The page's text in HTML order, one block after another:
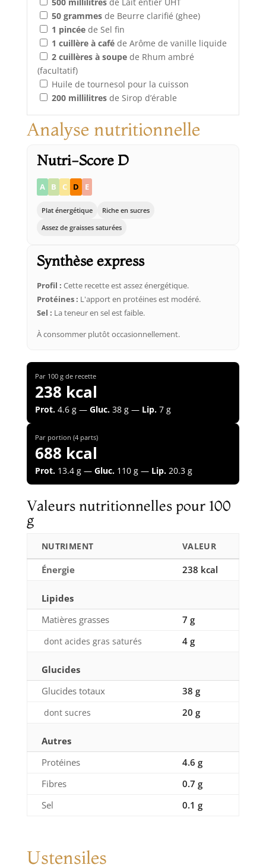
500 millilitresde Lait entier UHT
50 grammesde Beurre clarifié (ghee)
1 pincéede Sel fin
1 cuillère à caféde Arôme de vanille liquide
2 cuillères à soupede Rhum ambré
(facultatif)
Huile de tournesol pour la cuisson
200 millilitresde Sirop d’érable
Analyse nutritionnelle
Nutri-Score D
A B C D E
Plat énergétique
Riche en sucres
Assez de graisses saturées
Synthèse express
Profil : Cette recette est assez énergétique.
Protéines : L'apport en protéines est modéré.
Sel : La teneur en sel est faible.
À consommer plutôt occasionnellement.
Par 100 g de recette
238 kcal
Prot.4.6 g — Gluc.38 g — Lip.7 g
Par portion (4 parts)
688 kcal
Prot.13.4 g — Gluc.110 g — Lip.20.3 g
Valeurs nutritionnelles pour 100
g
NUTRIMENT VALEUR
Énergie 238 kcal
Lipides
Matières grasses
7 g
dont acides gras saturés 4 g
Glucides
Glucides totaux
38 g
dont sucres 20 g
Autres
Protéines
4.6 g
Fibres
0.7 g
Sel
0.1 g
Ustensiles